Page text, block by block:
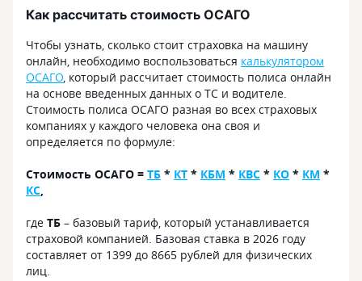
Как рассчитать стоимость ОСАГО
Чтобы узнать, сколько стоит страховка на машину
онлайн, необходимо воспользоваться калькулятором
ОСАГО, который рассчитает стоимость полиса онлайн
на основе введенных данных о ТС и водителе.
Стоимость полиса ОСАГО разная во всех страховых
компаниях у каждого человека она своя и
определяется по формуле:
Стоимость ОСАГО = ТБ * КТ * КБМ * КВС * КО * КМ *
КС,
где ТБ – базовый тариф, который устанавливается
страховой компанией. Базовая ставка в 2026 году
составляет от 1399 до 8665 рублей для физических
лиц.